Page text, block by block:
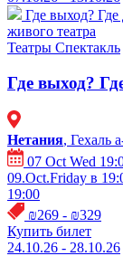
Где выход? Где
живого театра
Театры Спектакль
Где выход?
Нетания, Гехаль
07 Oct Wed
09.Oct.Friday в
19:00
₪269 - ₪329
Купить билет
24.10.26 - 28.10.26